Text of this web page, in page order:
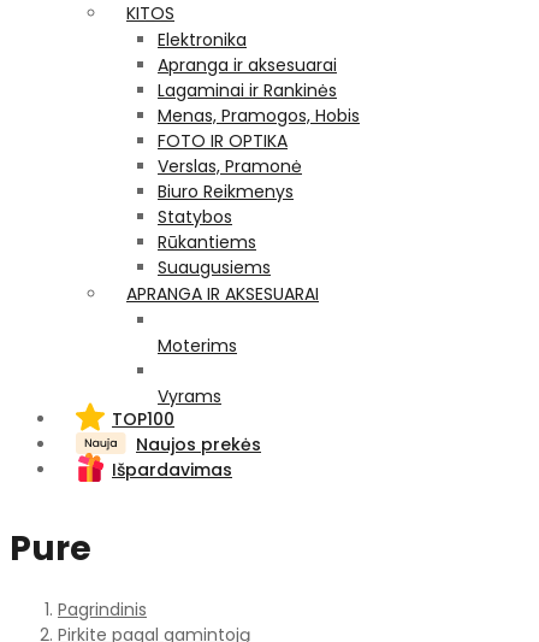
KITOS
Elektronika
Apranga ir aksesuarai
Lagaminai ir Rankinės
Menas, Pramogos, Hobis
FOTO IR OPTIKA
Verslas, Pramonė
Biuro Reikmenys
Statybos
Rūkantiems
Suaugusiems
APRANGA IR AKSESUARAI
Moterims
Vyrams
TOP100
Naujos prekės
Išpardavimas
Pure
Pagrindinis
Pirkite pagal gamintoją